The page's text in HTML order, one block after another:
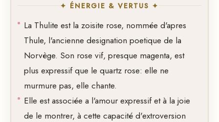
✦ ÉNERGIE & VERTUS ✦
La Thulite est la zoisite rose, nommée d'apres
Thule, l'ancienne designation poetique de la
Norvège. Son rose vif, presque magenta, est
plus expressif que le quartz rose: elle ne
murmure pas, elle chante.
Elle est associée a l'amour expressif et à la joie
de le montrer, à cette capacité d'extroversion